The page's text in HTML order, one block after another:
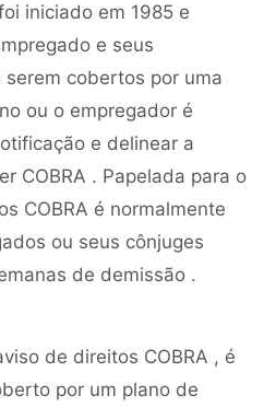
iniciado em 1985 e
e seus
cobertos por uma
ou o empregador é
e delinear a
COBRA . Papelada para o
COBRA é normalmente
ou seus cônjuges
de demissão .
de direitos COBRA , é
por um plano de